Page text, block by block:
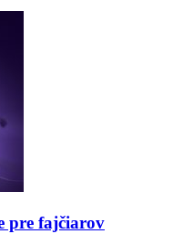
pre fajčiarov